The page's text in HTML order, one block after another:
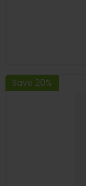
Save 20%